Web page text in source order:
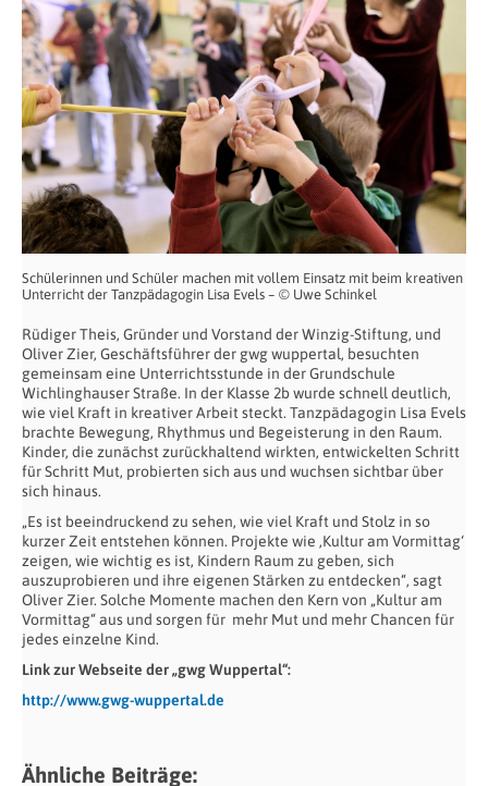
Schülerinnen und Schüler machen mit vollem Einsatz mit beim kreativen
Unterricht der Tanzpädagogin Lisa Evels – © Uwe Schinkel
Rüdiger Theis, Gründer und Vorstand der Winzig-Stiftung, und
Oliver Zier, Geschäftsführer der gwg wuppertal, besuchten
gemeinsam eine Unterrichtsstunde in der Grundschule
Wichlinghauser Straße. In der Klasse 2b wurde schnell deutlich,
wie viel Kraft in kreativer Arbeit steckt. Tanzpädagogin Lisa Evels
brachte Bewegung, Rhythmus und Begeisterung in den Raum.
Kinder, die zunächst zurückhaltend wirkten, entwickelten Schritt
für Schritt Mut, probierten sich aus und wuchsen sichtbar über
sich hinaus.
„Es ist beeindruckend zu sehen, wie viel Kraft und Stolz in so
kurzer Zeit entstehen können. Projekte wie ‚Kultur am Vormittag‘
zeigen, wie wichtig es ist, Kindern Raum zu geben, sich
auszuprobieren und ihre eigenen Stärken zu entdecken“, sagt
Oliver Zier. Solche Momente machen den Kern von „Kultur am
Vormittag“ aus und sorgen für mehr Mut und mehr Chancen für
jedes einzelne Kind.
Link zur Webseite der „gwg Wuppertal“:
http://www.gwg-wuppertal.de
Ähnliche Beiträge: